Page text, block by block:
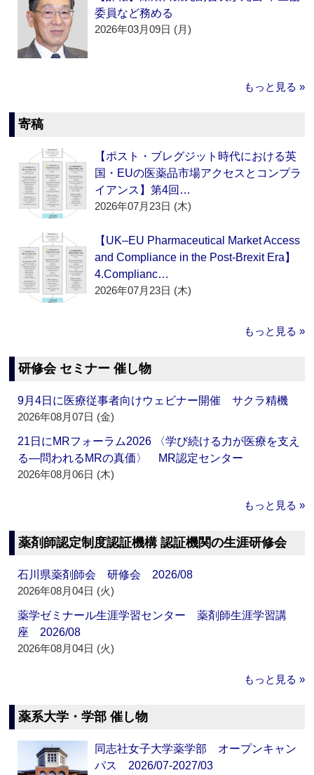
委員など務める
2026年03月09日 (月)
もっと見る »
寄稿
【ポスト・ブレグジット時代における英
国・EUの医薬品市場アクセスとコンプラ
イアンス】第4回…
2026年07月23日 (木)
【UK–EU Pharmaceutical Market Access
and Compliance in the Post-Brexit Era】
4.Complianc…
2026年07月23日 (木)
もっと見る »
研修会 セミナー 催し物
9月4日に医療従事者向けウェビナー開催 サクラ精機
2026年08月07日 (金)
21日にMRフォーラム2026 〈学び続ける力が医療を支え
る―問われるMRの真価〉 MR認定センター
2026年08月06日 (木)
もっと見る »
薬剤師認定制度認証機構 認証機関の生涯研修会
石川県薬剤師会 研修会 2026/08
2026年08月04日 (火)
薬学ゼミナール生涯学習センター 薬剤師生涯学習講
座 2026/08
2026年08月04日 (火)
もっと見る »
薬系大学・学部 催し物
同志社女子大学薬学部 オープンキャン
パス 2026/07-2027/03